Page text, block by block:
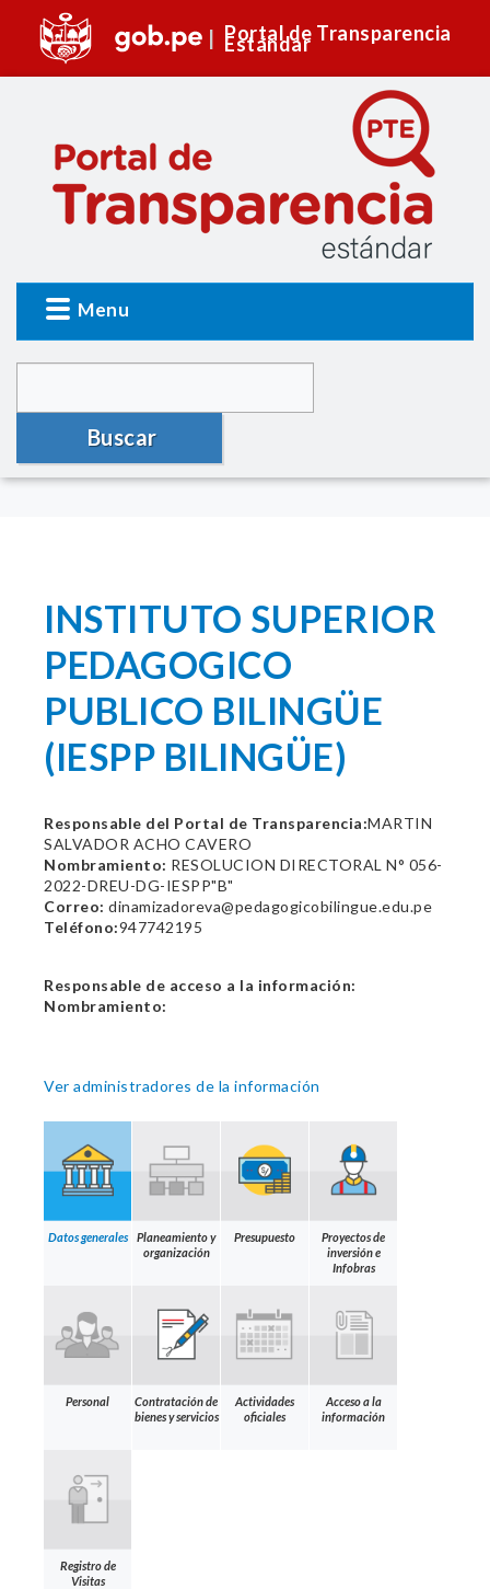
Portal de Transparencia
Estándar
Menu
Buscar
INSTITUTO SUPERIOR
PEDAGOGICO
PUBLICO BILINGÜE
(IESPP BILINGÜE)
Responsable del Portal de Transparencia:MARTIN
SALVADOR ACHO CAVERO
Nombramiento: RESOLUCION DIRECTORAL N° 056-
2022-DREU-DG-IESPP"B"
Correo: dinamizadoreva@pedagogicobilingue.edu.pe
Teléfono:947742195
Responsable de acceso a la información:
Nombramiento:
Ver administradores de la información
Datos generales
Planeamiento y
organización
Presupuesto
Proyectos de
inversión e
Infobras
Personal
Contratación de
bienes y servicios
Actividades
oficiales
Acceso a la
información
Registro de
Visitas